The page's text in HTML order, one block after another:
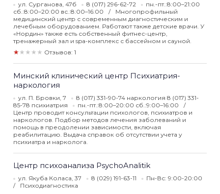
ул. Сурганова, 47б 8 (017) 296-62-72
пн.-пт.:8:00–21:00
сб.:8:00–20:00 вс.:8:00–16:00
Многопрофильный
медицинский центр с современным диагностическим и
лечебным оборудованием. Работают также детские врачи. У
«Нордин» также есть собственный фитнес-центр,
тренажерный зал и spa-комплекс с бассейном и сауной.
★★★★★ Отзывов: 1
Минский клинический центр Психиатрия-
наркология
ул. П. Бровки, 7
8 (017) 331-90-74 наркология 8 (017) 331-
85-78 психиатрия
пн.-пт.:8:00–20:00 сб.:9:00–16:00
Центр проводит консультации психологов, психиатров и
наркологов. Подбор методов лечения заболеваний и
помощь в преодолении зависимости, включая
реабилитацию. Выдача справок об отсутствии учета у
психиатра и нарколога.
Центр психоанализа PsychoAnalitik
ул. Якуба Коласа, 37 8 (029) 191-63-11
Пн-Вс: 9:00-20:00
Психодиагностика